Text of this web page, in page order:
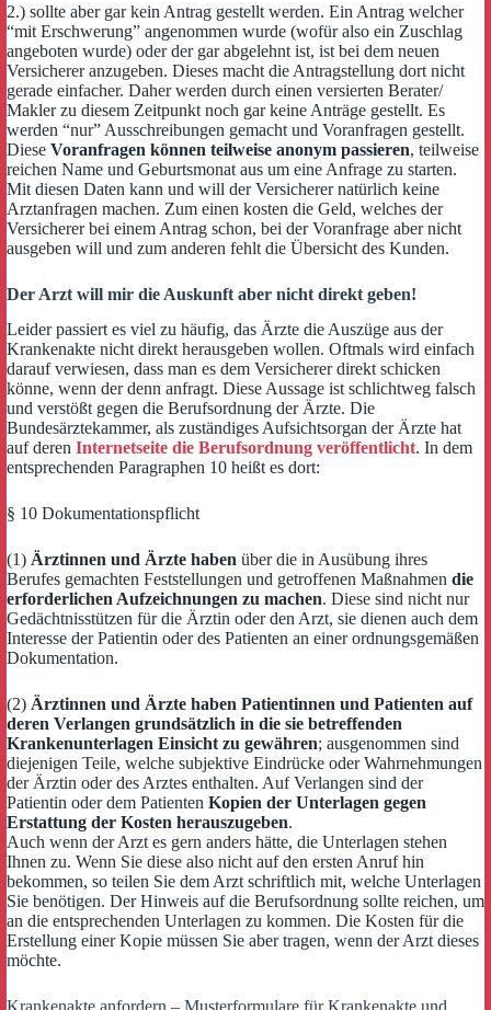
2.) sollte aber gar kein Antrag gestellt werden. Ein Antrag welcher
“mit Erschwerung” angenommen wurde (wofür also ein Zuschlag
angeboten wurde) oder der gar abgelehnt ist, ist bei dem neuen
Versicherer anzugeben. Dieses macht die Antragstellung dort nicht
gerade einfacher. Daher werden durch einen versierten Berater/
Makler zu diesem Zeitpunkt noch gar keine Anträge gestellt. Es
werden “nur” Ausschreibungen gemacht und Voranfragen gestellt.
Diese Voranfragen können teilweise anonym passieren, teilweise
reichen Name und Geburtsmonat aus um eine Anfrage zu starten.
Mit diesen Daten kann und will der Versicherer natürlich keine
Arztanfragen machen. Zum einen kosten die Geld, welches der
Versicherer bei einem Antrag schon, bei der Voranfrage aber nicht
ausgeben will und zum anderen fehlt die Übersicht des Kunden.
Der Arzt will mir die Auskunft aber nicht direkt geben!
Leider passiert es viel zu häufig, das Ärzte die Auszüge aus der
Krankenakte nicht direkt herausgeben wollen. Oftmals wird einfach
darauf verwiesen, dass man es dem Versicherer direkt schicken
könne, wenn der denn anfragt. Diese Aussage ist schlichtweg falsch
und verstößt gegen die Berufsordnung der Ärzte. Die
Bundesärztekammer, als zuständiges Aufsichtsorgan der Ärzte hat
auf deren Internetseite die Berufsordnung veröffentlicht. In dem
entsprechenden Paragraphen 10 heißt es dort:
§ 10 Dokumentationspflicht
(1) Ärztinnen und Ärzte haben über die in Ausübung ihres
Berufes gemachten Feststellungen und getroffenen Maßnahmen die
erforderlichen Aufzeichnungen zu machen. Diese sind nicht nur
Gedächtnisstützen für die Ärztin oder den Arzt, sie dienen auch dem
Interesse der Patientin oder des Patienten an einer ordnungsgemäßen
Dokumentation.
(2) Ärztinnen und Ärzte haben Patientinnen und Patienten auf
deren Verlangen grundsätzlich in die sie betreffenden
Krankenunterlagen Einsicht zu gewähren; ausgenommen sind
diejenigen Teile, welche subjektive Eindrücke oder Wahrnehmungen
der Ärztin oder des Arztes enthalten. Auf Verlangen sind der
Patientin oder dem Patienten Kopien der Unterlagen gegen
Erstattung der Kosten herauszugeben.
Auch wenn der Arzt es gern anders hätte, die Unterlagen stehen
Ihnen zu. Wenn Sie diese also nicht auf den ersten Anruf hin
bekommen, so teilen Sie dem Arzt schriftlich mit, welche Unterlagen
Sie benötigen. Der Hinweis auf die Berufsordnung sollte reichen, um
an die entsprechenden Unterlagen zu kommen. Die Kosten für die
Erstellung einer Kopie müssen Sie aber tragen, wenn der Arzt dieses
möchte.